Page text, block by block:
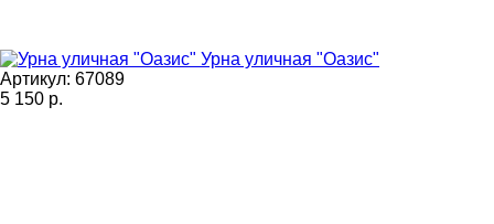
Урна уличная "Оазис"
Артикул: 67089
5 150 р.